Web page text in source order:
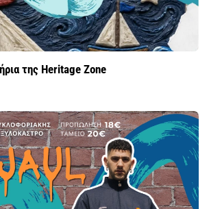
της Heritage Zone